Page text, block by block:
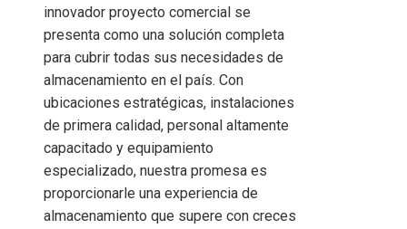
innovador proyecto comercial se
presenta como una solución completa
para cubrir todas sus necesidades de
almacenamiento en el país. Con
ubicaciones estratégicas, instalaciones
de primera calidad, personal altamente
capacitado y equipamiento
especializado, nuestra promesa es
proporcionarle una experiencia de
almacenamiento que supere con creces